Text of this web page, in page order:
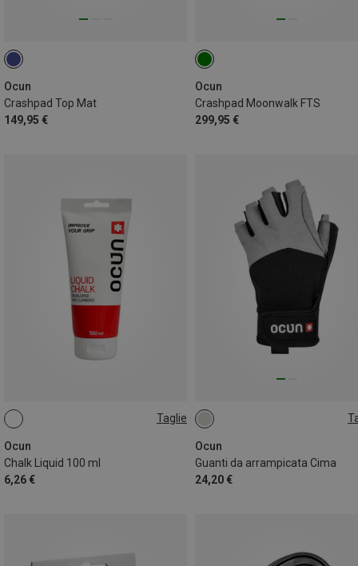
Ocun
Crashpad Top Mat
149,95 €
Ocun
Crashpad Moonwalk FTS
299,95 €
Taglie
Ocun
Chalk Liquid 100 ml
6,26 €
100ML
Ocun
Guanti da arrampicata Cima
24,20 €
XS